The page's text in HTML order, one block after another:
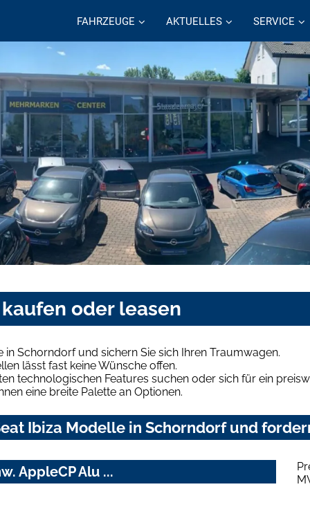
FAHRZEUGE AKTUELLES SERVICE
oder leasen
Schorndorf und sichern Sie sich Ihren Traumwagen.
lässt fast keine Wünsche offen.
technologischen Features suchen oder sich für ein
eine breite Palette an Optionen.
Ibiza Modelle in Schorndorf und
AppleCP Alu ...